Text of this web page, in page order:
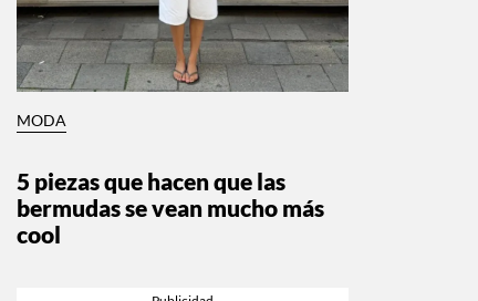
MODA
5 piezas que hacen que las
bermudas se vean mucho más
cool